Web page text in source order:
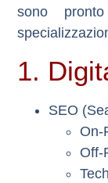
sono
1.
SEO
On-
Off-